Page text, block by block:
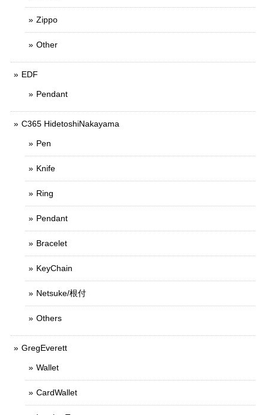
Zippo
Other
EDF
Pendant
C365 HidetoshiNakayama
Pen
Knife
Ring
Pendant
Bracelet
KeyChain
Netsuke/根付
Others
GregEverett
Wallet
CardWallet